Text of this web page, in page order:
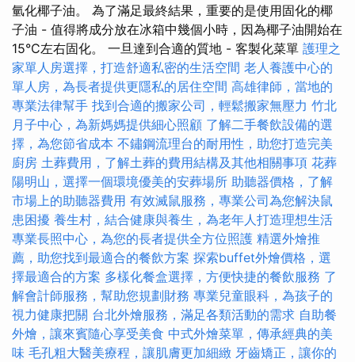
氫化椰子油。 為了滿足最終結果，重要的是使用固化的椰
子油 - 值得將成分放在冰箱中幾個小時，因為椰子油開始在
15°C左右固化。 一旦達到合適的質地 - 客製化菜單 護理之
家單人房選擇，打造舒適私密的生活空間 老人養護中心的
單人房，為長者提供更隱私的居住空間 高雄律師，當地的
專業法律幫手 找到合適的搬家公司，輕鬆搬家無壓力 竹北
月子中心，為新媽媽提供細心照顧 了解二手餐飲設備的選
擇，為您節省成本 不鏽鋼流理台的耐用性，助您打造完美
廚房 土葬費用，了解土葬的費用結構及其他相關事項 花葬
陽明山，選擇一個環境優美的安葬場所 助聽器價格，了解
市場上的助聽器費用 有效滅鼠服務，專業公司為您解決鼠
患困擾 養生村，結合健康與養生，為老年人打造理想生活
專業長照中心，為您的長者提供全方位照護 精選外燴推
薦，助您找到最適合的餐飲方案 探索buffet外燴價格，選
擇最適合的方案 多樣化餐盒選擇，方便快捷的餐飲服務 了
解會計師服務，幫助您規劃財務 專業兒童眼科，為孩子的
視力健康把關 台北外燴服務，滿足各類活動的需求 自助餐
外燴，讓來賓隨心享受美食 中式外燴菜單，傳承經典的美
味 毛孔粗大醫美療程，讓肌膚更加細緻 牙齒矯正，讓你的